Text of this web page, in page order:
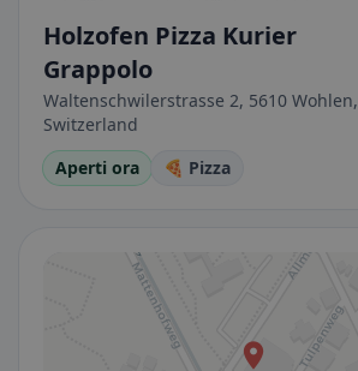
Holzofen Pizza Kurier
Grappolo
Waltenschwilerstrasse 2, 5610 Wohlen,
Switzerland
Aperti ora 🍕 Pizza